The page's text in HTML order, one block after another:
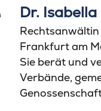
Dr. Isabella
Frankfurt am
Sie berät und
Verbände,